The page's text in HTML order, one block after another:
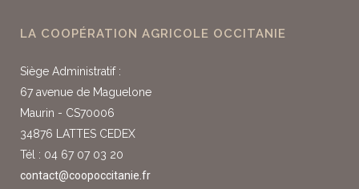
LA COOPÉRATION AGRICOLE OCCITANIE
Siège Administratif :
67 avenue de Maguelone
Maurin - CS70006
34876 LATTES CEDEX
Tél : 04 67 07 03 20
contact@coopoccitanie.fr